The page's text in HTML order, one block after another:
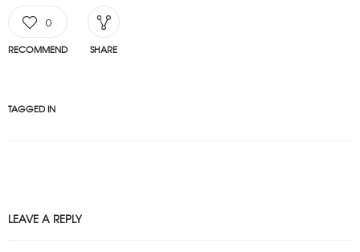
0
RECOMMEND SHARE
TAGGED IN
LEAVE A REPLY